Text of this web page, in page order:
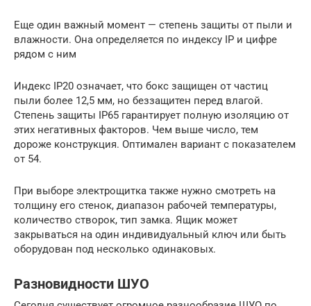
Еще один важный момент — степень защиты от пыли и
влажности. Она определяется по индексу IP и цифре
рядом с ним
Индекс IP20 означает, что бокс защищен от частиц
пыли более 12,5 мм, но беззащитен перед влагой.
Степень защиты IP65 гарантирует полную изоляцию от
этих негативных факторов. Чем выше число, тем
дороже конструкция. Оптимален вариант с показателем
от 54.
При выборе электрощитка также нужно смотреть на
толщину его стенок, диапазон рабочей температуры,
количество створок, тип замка. Ящик может
закрываться на один индивидуальный ключ или быть
оборудован под несколько одинаковых.
Разновидности ШУО